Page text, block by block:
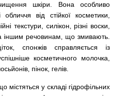
шкіри. Вона особливо
від стійкої косметики,
текстури, силікон, різні воски,
іншим речовинам, що змивають.
спонжів справляється із
косметичного молочка,
пінок, гелів.
містяться у складі гідрофільних